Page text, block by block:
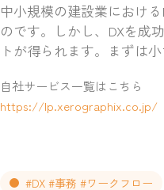
中小規模の建設業におけ
のです。しかし、DXを成
トが得られます。まずは
自社サービス一覧はこちら
https://lp.xerographix.co.jp/
#DX #事務 #ワークフロー